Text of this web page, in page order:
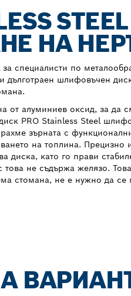
НА
специалисти по
дълготраен шлифовъчен
от алуминиев оксид, за да
PRO Stainless Steel
зърната с
на топлина. Прецизно
диска, като го прави
не съдържа желязо.
стомана, не е нужно да се